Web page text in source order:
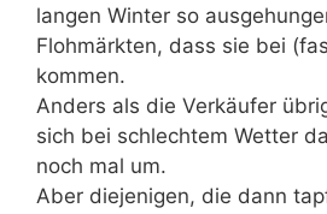
langen Winter so
Flohmärkten, dass sie bei
kommen.
Anders als die Verkäufer
sich bei schlechtem Wetter
noch mal um.
Aber diejenigen, die dann